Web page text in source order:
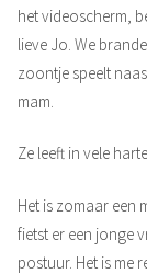
het videoscherm,
lieve Jo. We
zoontje speelt
mam.
Ze leeft in vele
Het is zomaar een
fietst er een jonge
postuur. Het is me